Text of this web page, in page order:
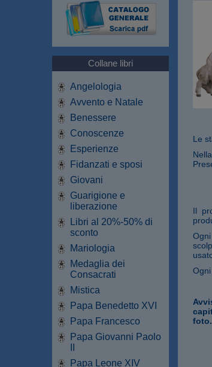
Collane libri
Angelologia
Avvento e Natale
Benessere
Conoscenze
Esperienze
Fidanzati e sposi
Giovani
Guarigione e
liberazione
Libri al 20%-50% di
sconto
Mariologia
Medaglia dei
Consacrati
Mistica
Papa Benedetto XVI
Papa Francesco
Papa Giovanni Paolo
Papa Leone XIV
Le
Il
foto.